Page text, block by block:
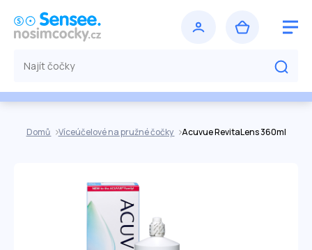
Domů Víceúčelové na pružné čočky Acuvue RevitaLens 360ml